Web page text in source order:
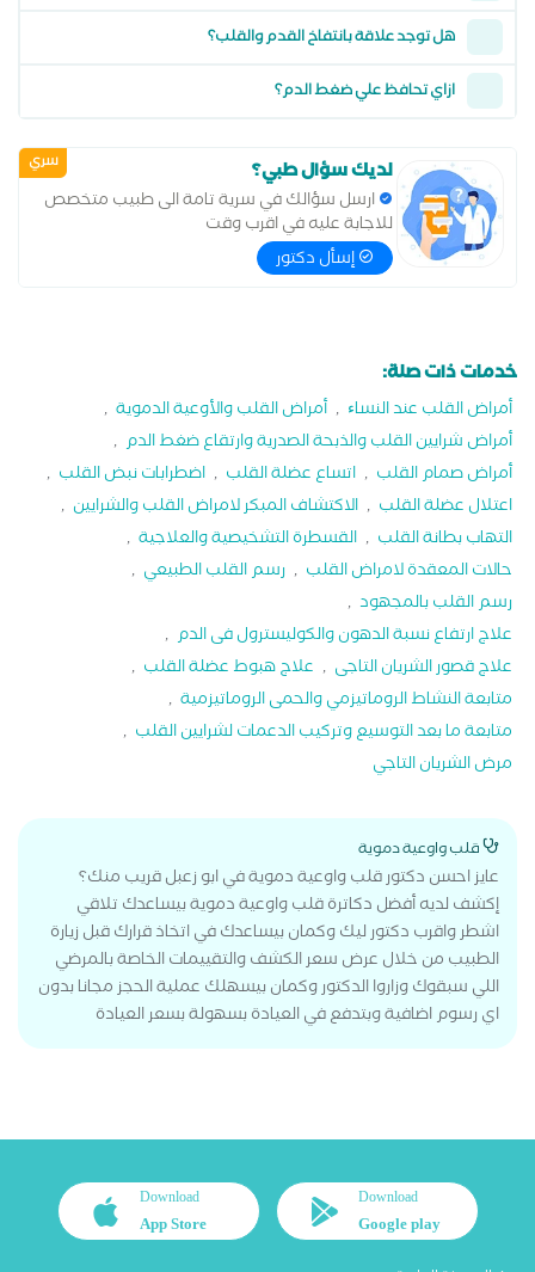
هل توجد علاقة بانتفاخ القدم والقلب؟
ازاي تحافظ علي ضغط الدم؟
سري لديك سؤال طبي؟
ارسل سؤالك في سرية تامة الى طبيب متخصص
للاجابة عليه في اقرب وقت
إسأل دكتور
خدمات ذات صلة:
أمراض القلب عند النساﺀ , أمراض القلب والأوعية الدموية ,
أمراض شرايين القلب والذبحة الصدرية وارتقاع ضغط الدم ,
أمراض صمام القلب , اتساع عضلة القلب , اضطرابات نبض القلب ,
اعتلال عضلة القلب , الاكتشاف المبكر لامراض القلب والشرايين ,
التهاب بطانة القلب , القسطرة التشخيصية والعلاجية ,
حالات المعقدة لامراض القلب , رسم القلب الطبيعي ,
رسم القلب بالمجهود ,
علاج ارتفاع نسبة الدهون والكوليسترول فى الدم ,
علاج قصور الشريان التاجى , علاج هبوط عضلة القلب ,
متابعة النشاط الروماتيزمي والحمى الروماتيزمية ,
متابعة ما بعد التوسيع وتركيب الدعمات لشرايين القلب ,
مرض الشريان التاجي
قلب واوعية دموية
عايز احسن دكتور قلب واوعية دموية في ابو زعبل قريب منك؟
إكشف لديه أفضل دكاترة قلب واوعية دموية بيساعدك تلاقي
اشطر واقرب دكتور ليك وكمان بيساعدك في اتخاذ قرارك قبل زيارة
الطبيب من خلال عرض سعر الكشف والتقييمات الخاصة بالمرضي
اللي سبقوك وزاروا الدكتور وكمان بيسهلك عملية الحجز مجانا بدون
اي رسوم اضافية وبتدفع في العيادة بسهولة بسعر العيادة
Download
Google play
Download
App Store